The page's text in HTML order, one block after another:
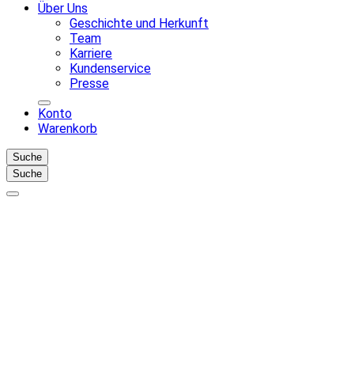
Über Uns
Geschichte und Herkunft
Team
Karriere
Kundenservice
Presse
Konto
Warenkorb
Suche
Suche